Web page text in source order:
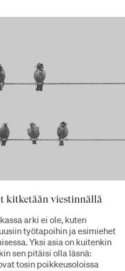
kitketään viestinnällä
arki ei ole, kuten
työtapoihin ja esimiehet
Yksi asia on kuitenkin
sen pitäisi olla läsnä:
tosin poikkeusoloissa